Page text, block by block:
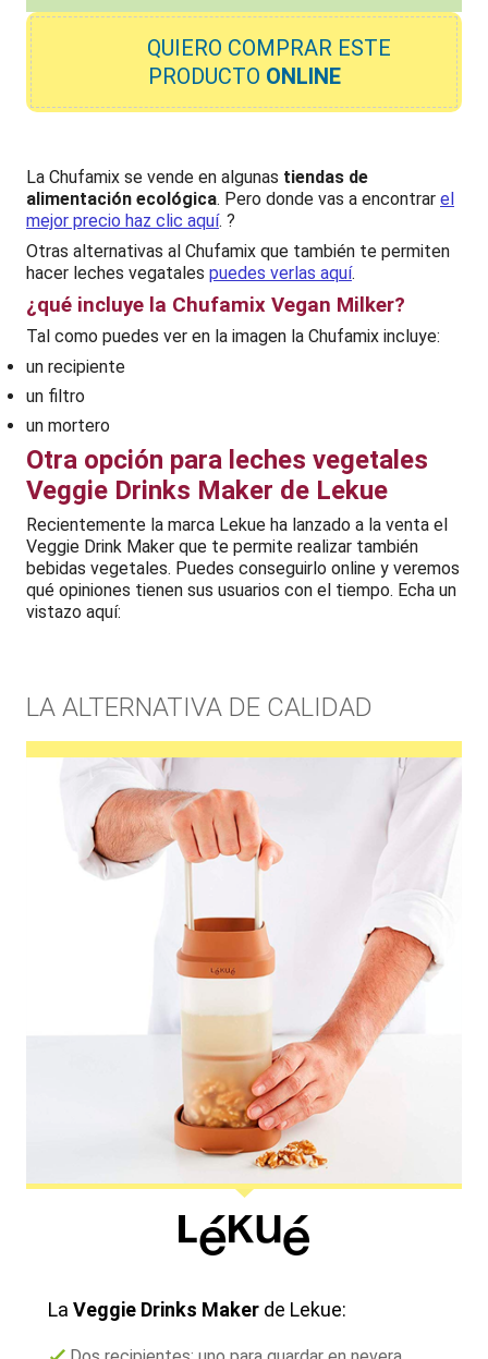
QUIERO COMPRAR ESTE
PRODUCTO ONLINE
La Chufamix se vende en algunas tiendas de
alimentación ecológica. Pero donde vas a encontrar el
mejor precio haz clic aquí. ?
Otras alternativas al Chufamix que también te permiten
hacer leches vegatales puedes verlas aquí.
¿qué incluye la Chufamix Vegan Milker?
Tal como puedes ver en la imagen la Chufamix incluye:
un recipiente
un filtro
un mortero
Otra opción para leches vegetales
Veggie Drinks Maker de Lekue
Recientemente la marca Lekue ha lanzado a la venta el
Veggie Drink Maker que te permite realizar también
bebidas vegetales. Puedes conseguirlo online y veremos
qué opiniones tienen sus usuarios con el tiempo. Echa un
vistazo aquí:
LA ALTERNATIVA DE CALIDAD
La Veggie Drinks Maker de Lekue: